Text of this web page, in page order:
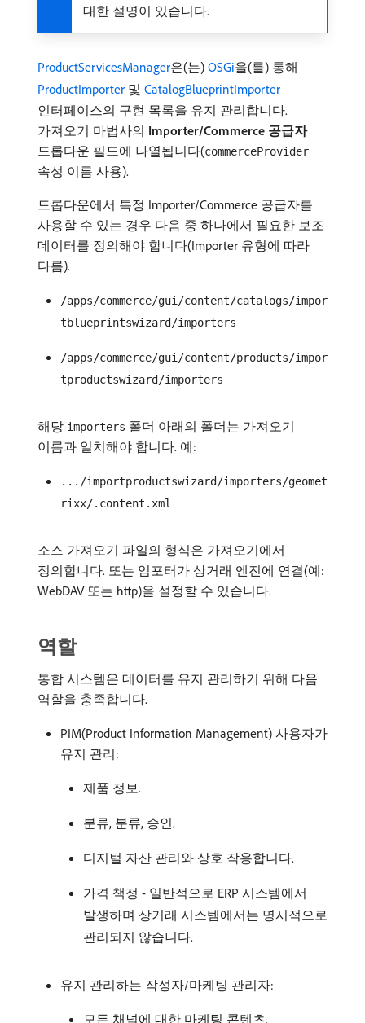
대한 설명이 있습니다.
ProductServicesManager은(는) OSGi을(를) 통해
ProductImporter 및 CatalogBlueprintImporter
인터페이스의 구현 목록을 유지 관리합니다.
가져오기 마법사의 Importer/Commerce 공급자
드롭다운 필드에 나열됩니다(commerceProvider
속성 이름 사용).
드롭다운에서 특정 Importer/Commerce 공급자를
사용할 수 있는 경우 다음 중 하나에서 필요한 보조
데이터를 정의해야 합니다(Importer 유형에 따라
다름).
/apps/commerce/gui/content/catalogs/impor
tblueprintswizard/importers
/apps/commerce/gui/content/products/impor
tproductswizard/importers
해당 importers 폴더 아래의 폴더는 가져오기
이름과 일치해야 합니다. 예:
.../importproductswizard/importers/geomet
rixx/.content.xml
소스 가져오기 파일의 형식은 가져오기에서
정의합니다. 또는 임포터가 상거래 엔진에 연결(예:
WebDAV 또는 http)을 설정할 수 있습니다.
역할
통합 시스템은 데이터를 유지 관리하기 위해 다음
역할을 충족합니다.
PIM(Product Information Management) 사용자가
유지 관리:
제품 정보.
분류, 분류, 승인.
디지털 자산 관리와 상호 작용합니다.
가격 책정 - 일반적으로 ERP 시스템에서
발생하며 상거래 시스템에서는 명시적으로
관리되지 않습니다.
유지 관리하는 작성자/마케팅 관리자:
모든 채널에 대한 마케팅 콘텐츠.